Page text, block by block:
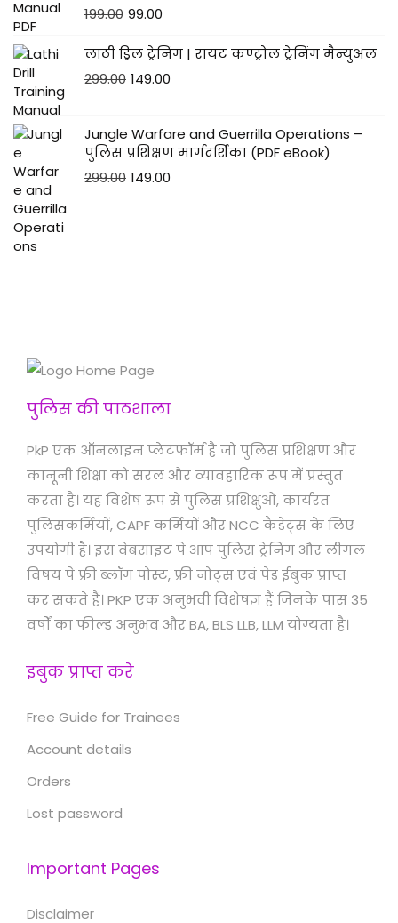
199.00 99.00
लाठी ड्रिल ट्रेनिंग | रायट कण्ट्रोल ट्रेनिंग मैन्युअल
299.00 149.00
Jungle Warfare and Guerrilla Operations –
पुलिस प्रशिक्षण मार्गदर्शिका (PDF eBook)
299.00 149.00
पुलिस की पाठशाला
PkP एक ऑनलाइन प्लेटफॉर्म है जो पुलिस प्रशिक्षण और
कानूनी शिक्षा को सरल और व्यावहारिक रूप में प्रस्तुत
करता है। यह विशेष रूप से पुलिस प्रशिक्षुओं, कार्यरत
पुलिसकर्मियों, CAPF कर्मियों और NCC कैडेट्स के लिए
उपयोगी है। इस वेबसाइट पे आप पुलिस ट्रेनिंग और लीगल
विषय पे फ्री ब्लॉग पोस्ट, फ्री नोट्स एवं पेड ईबुक प्राप्त
कर सकते हैं। PKP एक अनुभवी विशेषज्ञ हैं जिनके पास 35
वर्षों का फील्ड अनुभव और BA, BLS LLB, LLM योग्यता है।
इबुक प्राप्त करे
Free Guide for Trainees
Account details
Orders
Lost password
Important Pages
Disclaimer